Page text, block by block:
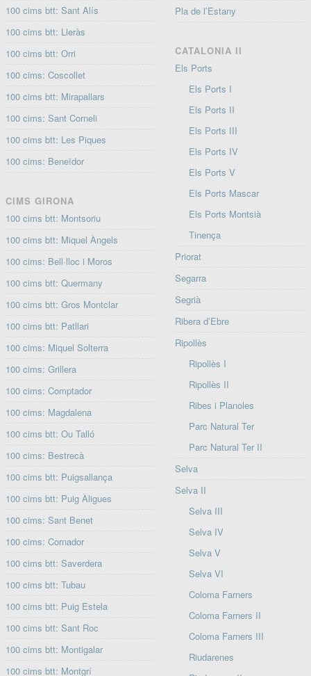
100 cims btt: Sant Alís
100 cims btt: Lleràs
100 cims btt: Orri
100 cims: Coscollet
100 cims btt: Mirapallars
100 cims: Sant Corneli
100 cims btt: Les Piques
100 cims: Beneïdor
CIMS GIRONA
100 cims btt: Montsoriu
100 cims btt: Miquel Àngels
100 cims: Bell·lloc i Moros
100 cims btt: Quermany
100 cims btt: Gros Montclar
100 cims btt: Patllari
100 cims: Miquel Solterra
100 cims: Grillera
100 cims: Comptador
100 cims: Magdalena
100 cims btt: Ou Talló
100 cims: Bestrecà
100 cims btt: Puigsallança
100 cims btt: Puig Àligues
100 cims: Sant Benet
100 cims: Cornador
100 cims btt: Saverdera
100 cims btt: Tubau
100 cims btt: Puig Estela
100 cims btt: Sant Roc
100 cims btt: Montigalar
100 cims btt: Montgrí
Pla de l’Estany
CATALONIA II
Els Ports
Els Ports I
Els Ports II
Els Ports III
Els Ports IV
Els Ports V
Els Ports Mascar
Els Ports Montsià
Tinença
Priorat
Segarra
Segrià
Ribera d’Ebre
Ripollès
Ripollès I
Ripollès II
Ribes i Planoles
Parc Natural Ter
Parc Natural Ter II
Selva
Selva II
Selva III
Selva IV
Selva V
Selva VI
Coloma Farners
Coloma Farners II
Coloma Farners III
Riudarenes